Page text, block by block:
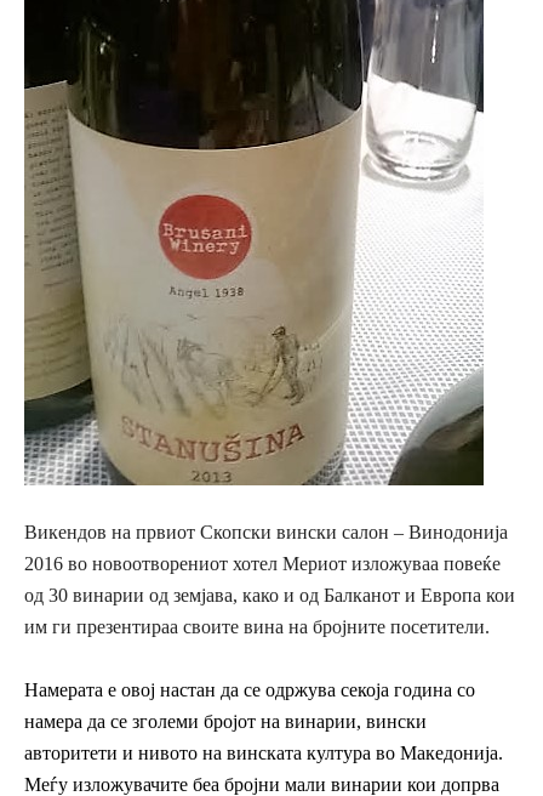
Викендов на првиот Скопски вински салон – Винодонија
2016 во новоотворениот хотел Мериот изложуваа повеќе
од 30 винарии од земјава, како и од Балканот и Европа кои
им ги презентираа своите вина на бројните посетители.
Намерата е овој настан да се одржува секоја година со
намера да се зголеми бројот на винарии, вински
авторитети и нивото на винската култура во Македонија.
Меѓу изложувачите беа бројни мали винарии кои допрва